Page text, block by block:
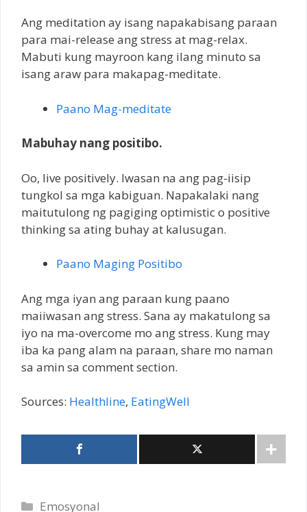
Ang meditation ay isang napakabisang paraan
para mai-release ang stress at mag-relax.
Mabuti kung mayroon kang ilang minuto sa
isang araw para makapag-meditate.
Paano Mag-meditate
Mabuhay nang positibo.
Oo, live positively. Iwasan na ang pag-iisip
tungkol sa mga kabiguan. Napakalaki nang
maitutulong ng pagiging optimistic o positive
thinking sa ating buhay at kalusugan.
Paano Maging Positibo
Ang mga iyan ang paraan kung paano
maiiwasan ang stress. Sana ay makatulong sa
iyo na ma-overcome mo ang stress. Kung may
iba ka pang alam na paraan, share mo naman
sa amin sa comment section.
Sources: Healthline, EatingWell
Categories
Emosyonal